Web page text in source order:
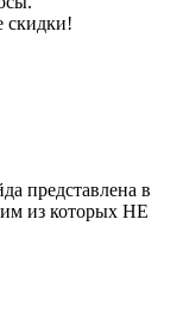
скидки!
представлена в
из которых НЕ